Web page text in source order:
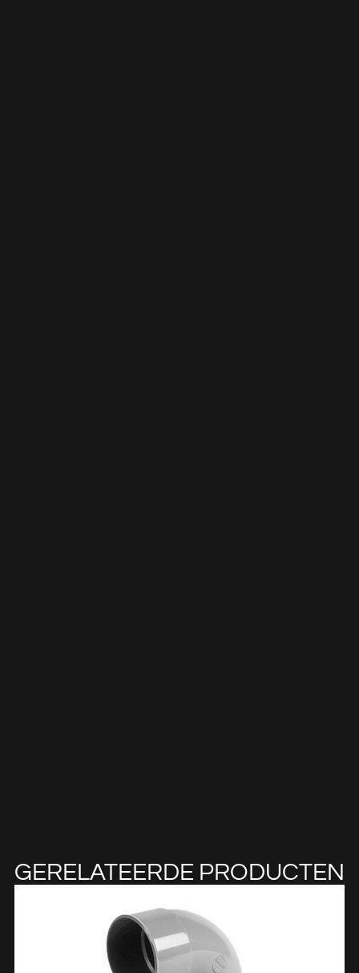
GERELATEERDE PRODUCTEN